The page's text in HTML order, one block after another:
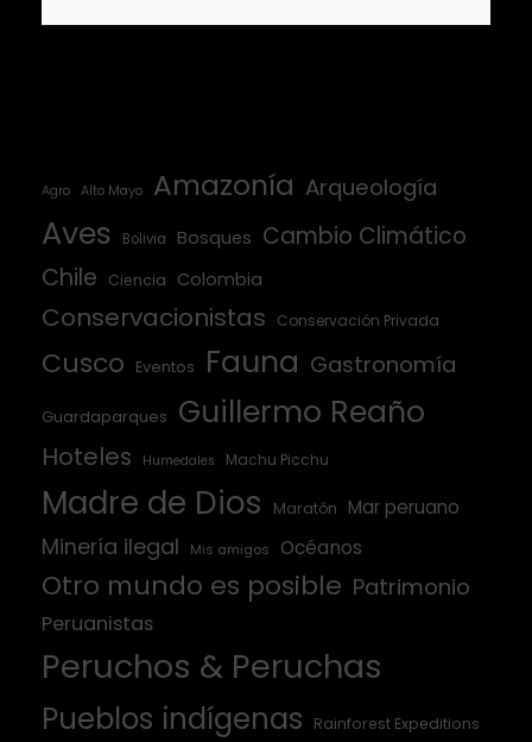
Agro Alto Mayo Amazonía Arqueología
Aves Bolivia Bosques Cambio Climático
Chile
Ciencia Colombia
Conservacionistas Conservación Privada
Cusco Eventos Fauna Gastronomía
Guardaparques Guillermo Reaño
Hoteles Humedales Machu Picchu
Madre de Dios Maratón Mar peruano
Minería ilegal Mis amigos Océanos
Otro mundo es posible Patrimonio
Peruanistas
Peruchos & Peruchas
Pueblos indígenas Rainforest Expeditions